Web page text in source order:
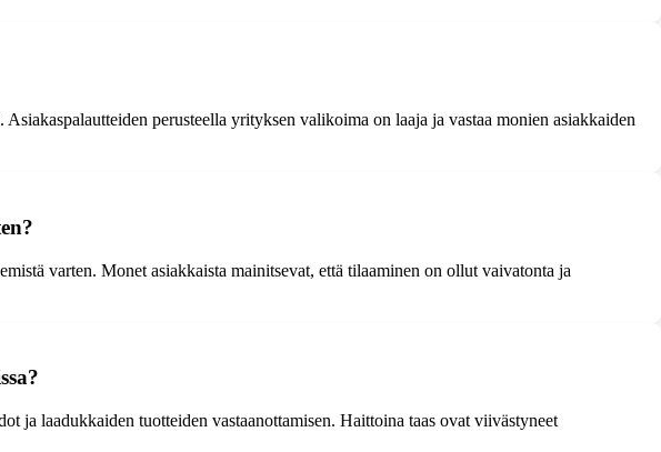
perusteella yrityksen valikoima on laaja ja vastaa monien asiakkaiden
varten. Monet asiakkaista mainitsevat, että tilaaminen on ollut vaivatonta ja
ja laadukkaiden tuotteiden vastaanottamisen. Haittoina taas ovat viivästyneet